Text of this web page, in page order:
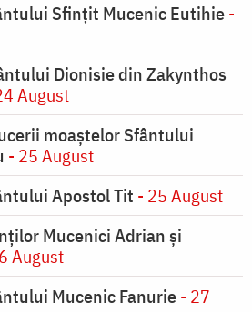
Sfințit Mucenic Eutihie-
Dionisie din Zakynthos
August
moaștelor Sfântului
- 25 August
Apostol Tit - 25 August
Mucenici Adrian și
August
Mucenic Fanurie- 27